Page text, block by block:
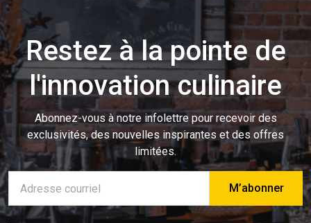
Restez à la pointe de
l'innovation culinaire
Abonnez-vous à notre infolettre pour recevoir des
exclusivités, des nouvelles inspirantes et des offres
limitées.
mail